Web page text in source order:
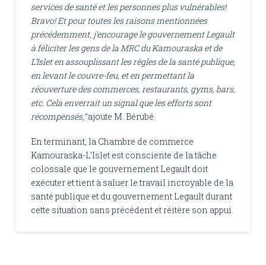
services de santé et les personnes plus vulnérables!
Bravo! Et pour toutes les raisons mentionnées
précédemment, j’encourage le gouvernement Legault
à féliciter les gens de la MRC du Kamouraska et de
L’Islet en assouplissant les règles de la santé publique,
en levant le couvre-feu, et en permettant la
réouverture des commerces, restaurants, gyms, bars,
etc. Cela enverrait un signal que les efforts sont
récompensés,”ajoute M. Bérubé.
En terminant, la Chambre de commerce
Kamouraska-L’Islet est consciente de la tâche
colossale que le gouvernement Legault doit
exécuter et tient à saluer le travail incroyable de la
santé publique et du gouvernement Legault durant
cette situation sans précédent et réitère son appui.